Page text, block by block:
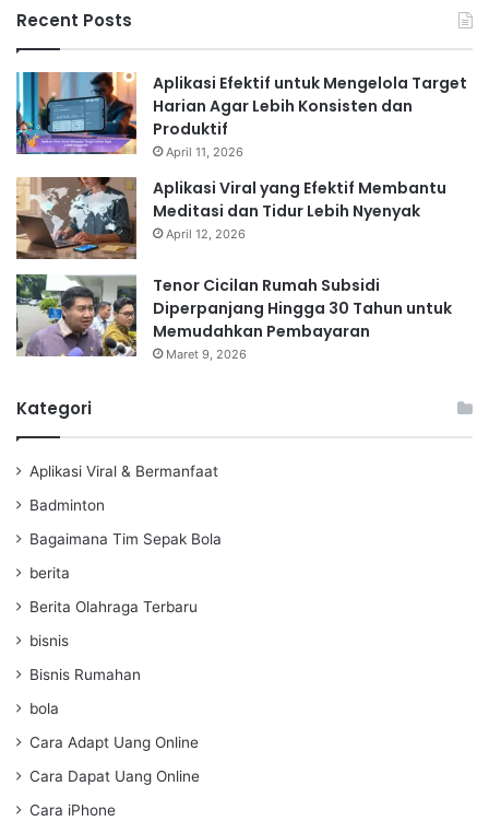
Recent Posts
Aplikasi Efektif untuk Mengelola Target
Harian Agar Lebih Konsisten dan
Produktif
April 11, 2026
Aplikasi Viral yang Efektif Membantu
Meditasi dan Tidur Lebih Nyenyak
April 12, 2026
Tenor Cicilan Rumah Subsidi
Diperpanjang Hingga 30 Tahun untuk
Memudahkan Pembayaran
Maret 9, 2026
Kategori
Aplikasi Viral & Bermanfaat
Badminton
Bagaimana Tim Sepak Bola
berita
Berita Olahraga Terbaru
bisnis
Bisnis Rumahan
bola
Cara Adapt Uang Online
Cara Dapat Uang Online
Cara iPhone